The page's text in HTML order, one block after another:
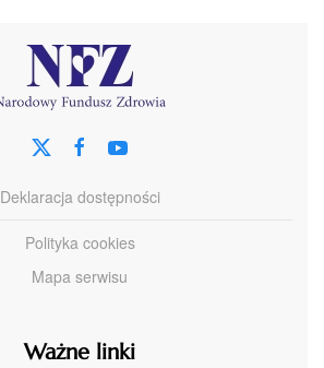
Deklaracja dostępności
Polityka cookies
Mapa serwisu
Ważne linki